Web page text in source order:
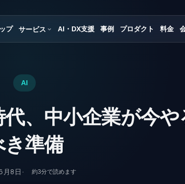
プ サービス AI・DX支援 事例 プロダクト 料金
AI
、中小企業が今や
き準備
8日 約3分で読めます